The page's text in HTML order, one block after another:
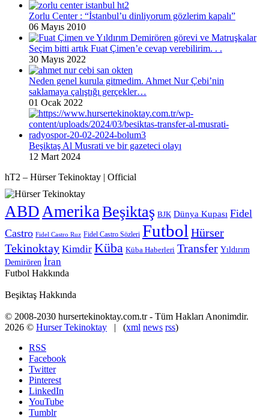
Zorlu Center : “İstanbul’u dinliyorum gözlerim kapalı”
06 Mayıs 2010
Seçim bitti artık Fuat Çimen’e cevap verebilirim. . .
30 Mayıs 2022
Neden genel kurula gitmedim. Ahmet Nur Çebi’nin
saklamaya çalıştığı gerçekler…
01 Ocak 2022
Beşiktaş Al Musrati ve bir gazeteci olayı
12 Mart 2024
hT2 – Hürser Tekinoktay | Official
ABD Amerika Beşiktaş BJK Dünya Kupası Fidel
Castro Fidel Castro Ruz Fidel Castro Sözleri Futbol Hürser
Tekinoktay Kimdir Küba Küba Haberleri Transfer Yıldırım
Demirören İran
Futbol Hakkında
Beşiktaş Hakkında
© 2008-2030 hursertekinoktay.com.tr - Tüm Hakları Anonimdir.
2026 © Hurser Tekinoktay | (xml news rss)
RSS
Facebook
Twitter
Pinterest
LinkedIn
YouTube
Tumblr